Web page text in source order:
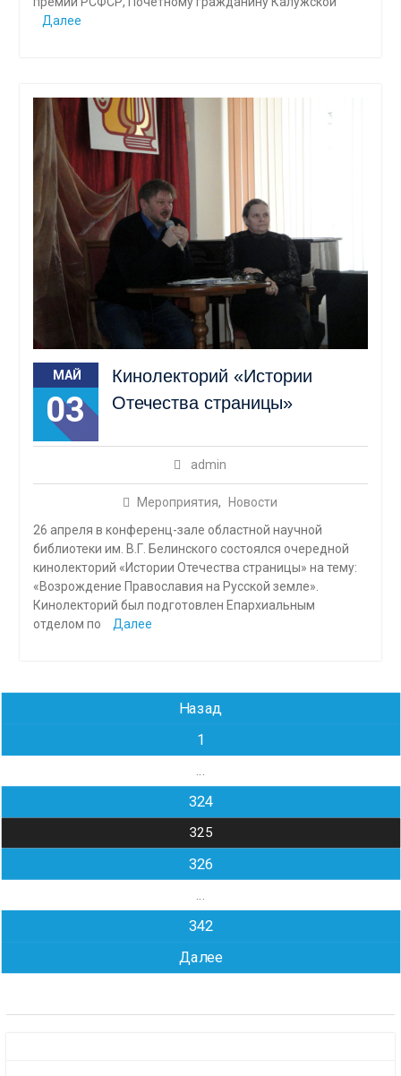
Далее
МАЙ
03
Кинолекторий «Истории
Отечества страницы»
admin
Мероприятия,
Новости
26 апреля в конференц-зале областной научной
библиотеки им. В.Г. Белинского состоялся очередной
кинолекторий «Истории Отечества страницы» на тему:
«Возрождение Православия на Русской земле».
Кинолекторий был подготовлен Епархиальным
отделом по
Далее
Навигация
записям
Назад
1
…
324
325
326
342
Далее